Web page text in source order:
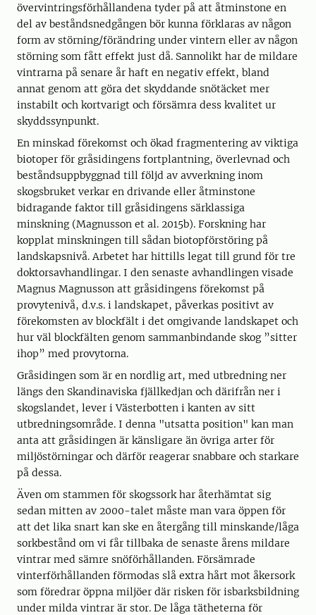
övervintringsförhållandena tyder på att åtminstone en
del av beståndsnedgången bör kunna förklaras av någon
form av störning/förändring under vintern eller av någon
störning som fått effekt just då. Sannolikt har de mildare
vintrarna på senare år haft en negativ effekt, bland
annat genom att göra det skyddande snötäcket mer
instabilt och kortvarigt och försämra dess kvalitet ur
skyddssynpunkt.
En minskad förekomst och ökad fragmentering av viktiga
biotoper för gråsidingens fortplantning, överlevnad och
beståndsuppbyggnad till följd av avverkning inom
skogsbruket verkar en drivande eller åtminstone
bidragande faktor till gråsidingens särklassiga
minskning (Magnusson et al. 2015b). Forskning har
kopplat minskningen till sådan biotopförstöring på
landskapsnivå. Arbetet har hittills legat till grund för tre
doktorsavhandlingar. I den senaste avhandlingen visade
Magnus Magnusson att gråsidingens förekomst på
provytenivå, d.v.s. i landskapet, påverkas positivt av
förekomsten av blockfält i det omgivande landskapet och
hur väl blockfälten genom sammanbindande skog ”sitter
ihop” med provytorna.
Gråsidingen som är en nordlig art, med utbredning ner
längs den Skandinaviska fjällkedjan och därifrån ner i
skogslandet, lever i Västerbotten i kanten av sitt
utbredningsområde. I denna "utsatta position" kan man
anta att gråsidingen är känsligare än övriga arter för
miljöstörningar och därför reagerar snabbare och starkare
på dessa.
Även om stammen för skogssork har återhämtat sig
sedan mitten av 2000-talet måste man vara öppen för
att det lika snart kan ske en återgång till minskande/låga
sorkbestånd om vi får tillbaka de senaste årens mildare
vintrar med sämre snöförhållanden. Försämrade
vinterförhållanden förmodas slå extra hårt mot åkersork
som föredrar öppna miljöer där risken för isbarksbildning
under milda vintrar är stor. De låga tätheterna för